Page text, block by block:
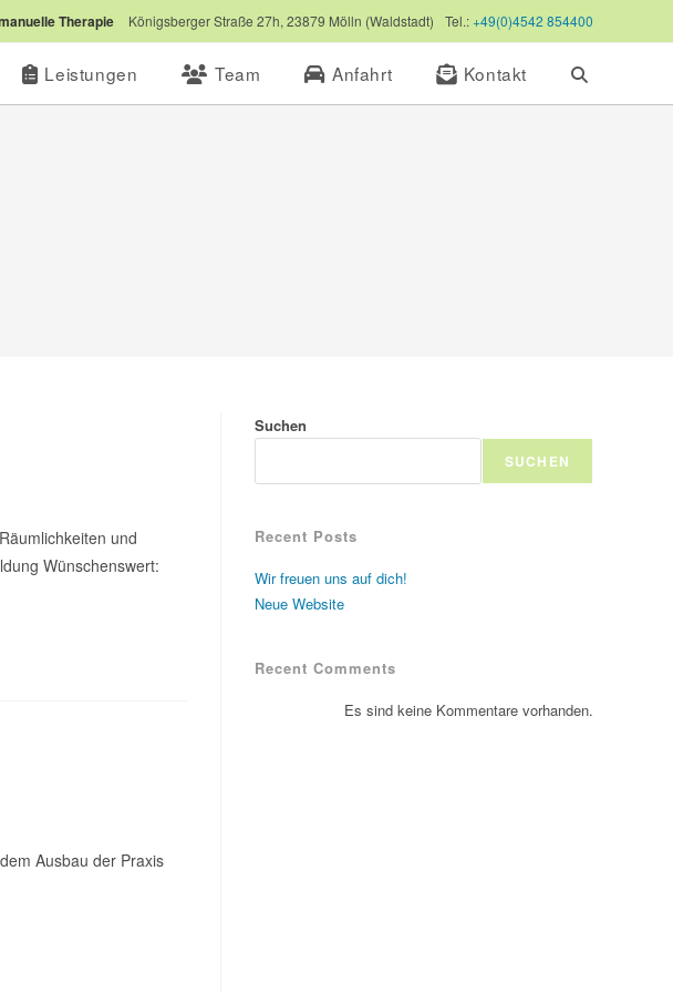
Therapie Königsberger Straße 27h, 23879 Mölln (Waldstadt) Tel.:+49(0)4542 854400
Leistungen Team Anfahrt Kontakt Website-
und
Wünschenswert:
Ausbau der Praxis
Suchen
SUCHEN
Recent Posts
Wir freuen uns auf dich!
Neue Website
Recent Comments
Es sind keine Kommentare vorhanden.